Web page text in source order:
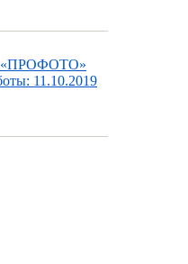
«ПРОФОТО»
11.10.2019